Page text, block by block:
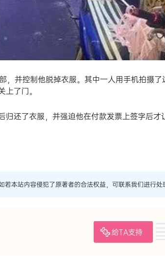
并控制他脱掉衣服。其中一人用手机拍摄
了门。
还了衣服，并强迫他在付款发票上签字后才
本站内容侵犯了原著者的合法权益，可联系我们进行处
给TA支持